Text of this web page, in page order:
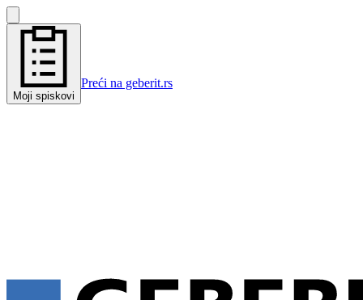
Moji spiskovi
Preći na geberit.rs